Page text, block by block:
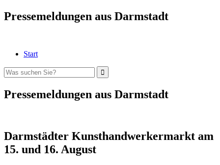
Pressemeldungen aus Darmstadt
Start
Pressemeldungen aus Darmstadt
Darmstädter Kunsthandwerkermarkt am
15. und 16. August